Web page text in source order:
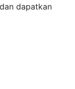
dapatkan